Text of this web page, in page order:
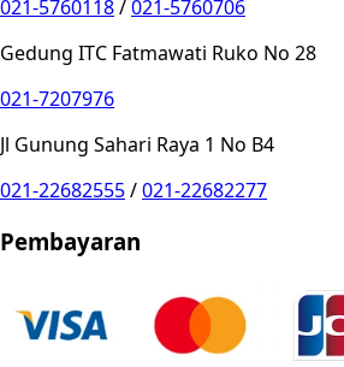
021-5760118/021-5760706
Gedung ITC Fatmawati Ruko No 28
021-7207976
Jl Gunung Sahari Raya 1 No B4
021-22682555/021-22682277
Pembayaran